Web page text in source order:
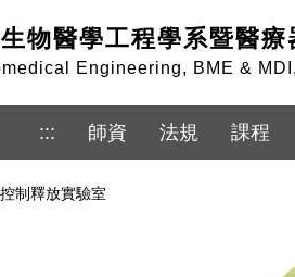
物醫學工程學系暨醫
Engineering, BME &
::: 師資 法規 課程
制釋放實驗室